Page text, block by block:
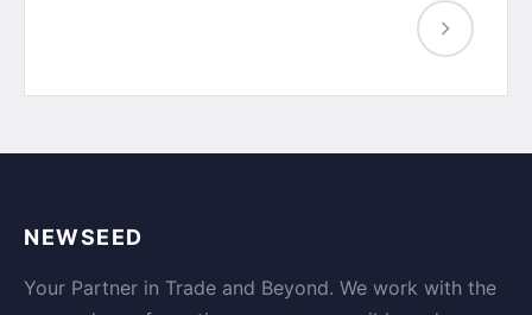
NEWSEED
Your Partner in Trade and Beyond. We work with the